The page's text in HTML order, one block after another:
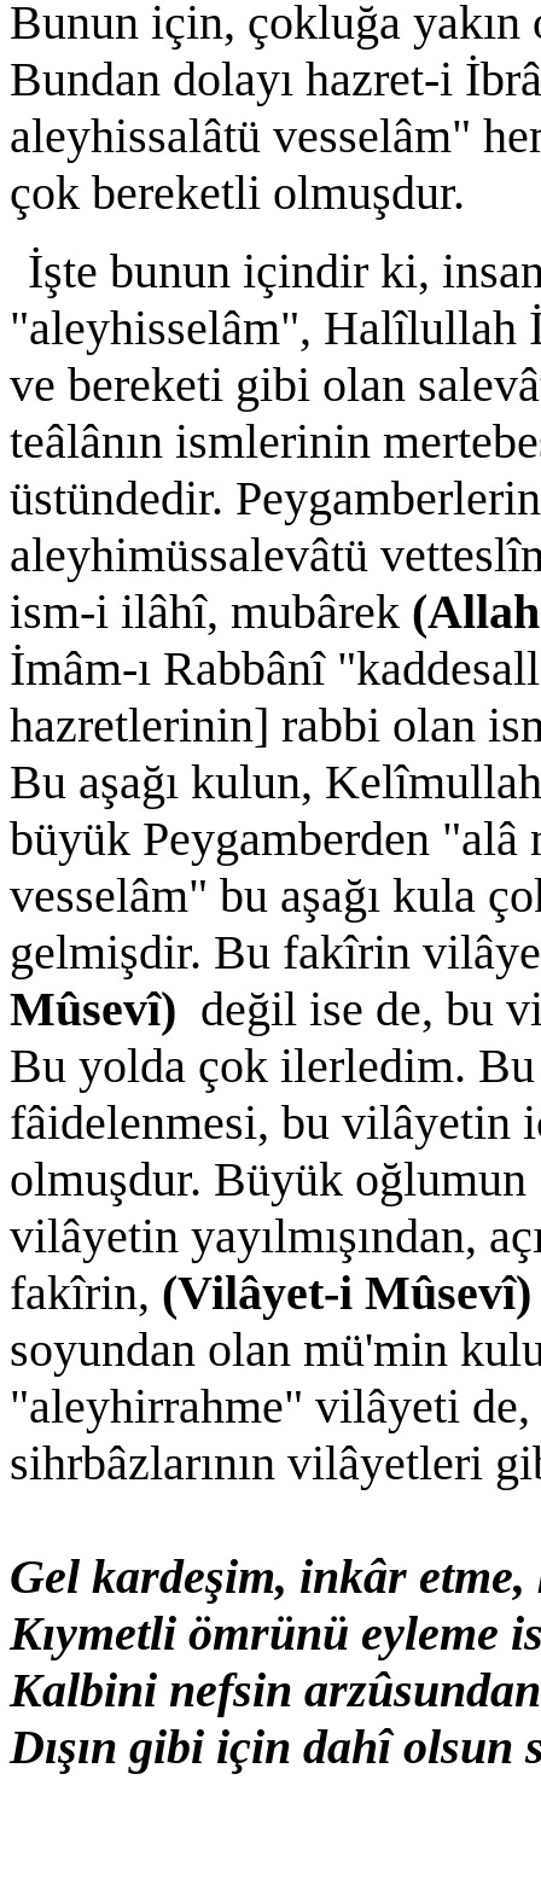
Bunun için, çokluğa
Bundan dolayı hazret-i
aleyhissalâtü vesselâm"
çok bereketli olmuşdur.
İşte bunun içindir ki,
"aleyhisselâm", Halîlullah
ve bereketi gibi olan
teâlânın ismlerinin
üstündedir.
aleyhimüssalevâtü
ism-i ilâhî, mubârek
İmâm-ı Rabbânî
hazretlerinin] rabbi olan
Bu aşağı kulun,
büyük Peygamberden
vesselâm" bu aşağı kula
gelmişdir. Bu fakîrin
Mûsevî) değil ise de, bu
Bu yolda çok ilerledim.
fâidelenmesi, bu vilâyetin
olmuşdur. Büyük
vilâyetin yayılmışından,
fakîrin, (Vilâyet-i
soyundan olan mü'min
"aleyhirrahme" vilâyeti de,
sihrbâzlarının vilâyetleri
Gel kardeşim, inkâr
Kıymetli ömrünü eyleme
Kalbini nefsin
Dışın gibi için dahî olsun